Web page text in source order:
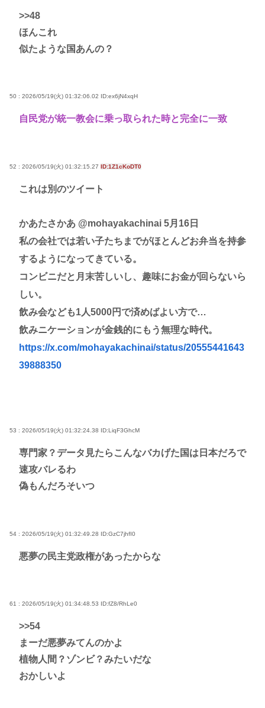
>>48
ほんこれ
似たような国あんの？
50 : 2026/05/19(火) 01:32:06.02 ID:ex6jN4xqH
自民党が統一教会に乗っ取られた時と完全に一致
52 : 2026/05/19(火) 01:32:15.27 ID:1Z1cKoDT0
これは別のツイート
かあたさかあ @mohayakachinai 5月16日
私の会社では若い子たちまでがほとんどお弁当を持参
するようになってきている。
コンビニだと月末苦しいし、趣味にお金が回らないら
しい。
飲み会なども1人5000円で済めばよい方で…
飲みニケーションが金銭的にもう無理な時代。
https://x.com/mohayakachinai/status/20555441643
39888350
53 : 2026/05/19(火) 01:32:24.38 ID:LiqF3GhcM
専門家？データ見たらこんなバカげた国は日本だろで
速攻バレるわ
偽もんだろそいつ
54 : 2026/05/19(火) 01:32:49.28 ID:GzC7jhfI0
悪夢の民主党政権があったからな
61 : 2026/05/19(火) 01:34:48.53 ID:fZ8/RhLe0
>>54
まーだ悪夢みてんのかよ
植物人間？ゾンビ？みたいだな
おかしいよ